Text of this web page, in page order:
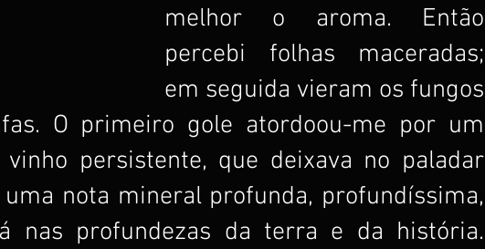
melhor o aroma. Então
percebi folhas maceradas;
em seguida vieram os fungos
O primeiro gole atordoou-me por um
persistente, que deixava no paladar
nota mineral profunda, profundíssima,
nas profundezas da terra e da história.